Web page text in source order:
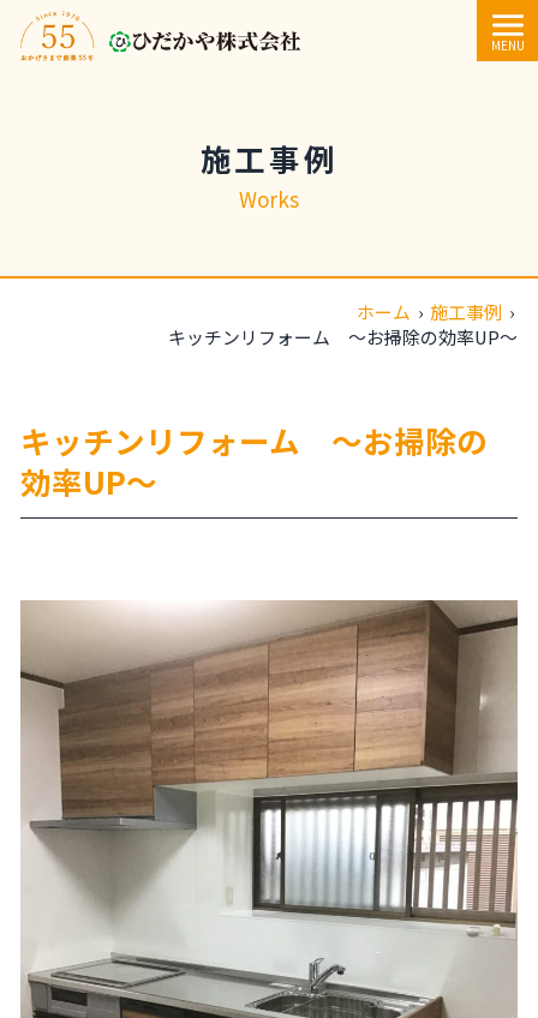
内容をスキップ
MENU
施工事例
Works
ホーム › 施工事例 ›
キッチンリフォーム ～お掃除の効率UP～
キッチンリフォーム ～お掃除の
効率UP～